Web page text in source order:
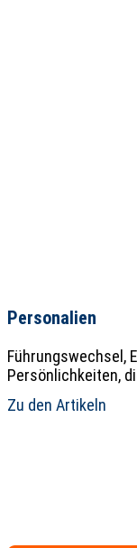
Personalien
Führungswechsel,
Persönlichkeiten,
Zu den Artikeln